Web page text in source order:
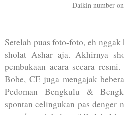
Daikin number
Setelah puas foto-foto, eh nggak
sholat Ashar aja. Akhirnya
pembukaan acara secara
Bobe, CE juga mengajak
Pedoman Bengkulu &
spontan celingukan pas denger